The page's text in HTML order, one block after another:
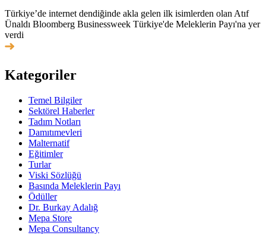
Türkiye’de internet dendiğinde akla gelen ilk isimlerden olan Atıf
Ünaldı Bloomberg Businessweek Türkiye'de Meleklerin Payı'na yer
verdi
Kategoriler
Temel Bilgiler
Sektörel Haberler
Tadım Notları
Damıtımevleri
Malternatif
Eğitimler
Turlar
Viski Sözlüğü
Basında Meleklerin Payı
Ödüller
Dr. Burkay Adalığ
Mepa Store
Mepa Consultancy